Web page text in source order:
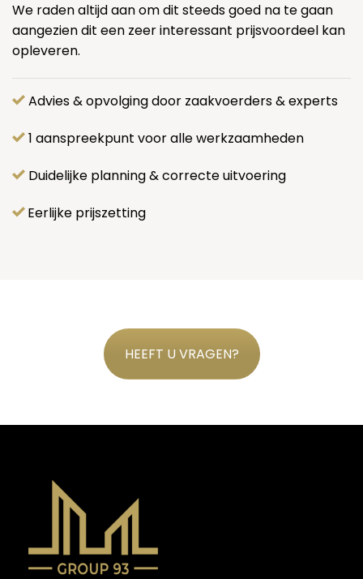
We raden altijd aan om dit steeds goed na te gaan
aangezien dit een zeer interessant prijsvoordeel kan
opleveren.
Advies & opvolging door zaakvoerders & experts
1 aanspreekpunt voor alle werkzaamheden
Duidelijke planning & correcte uitvoering
Eerlijke prijszetting
HEEFT U VRAGEN?